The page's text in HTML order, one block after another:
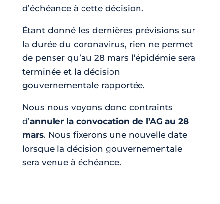
d’échéance à cette décision.
Étant donné les dernières prévisions sur
la durée du coronavirus, rien ne permet
de penser qu’au 28 mars l’épidémie sera
terminée et la décision
gouvernementale rapportée.
Nous nous voyons donc contraints
d’annuler la convocation de l’AG au 28
mars. Nous fixerons une nouvelle date
lorsque la décision gouvernementale
sera venue à échéance.